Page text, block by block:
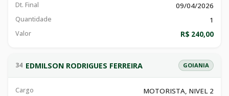
Dt. Final 09/04/2026
Quantidade 1
Valor R$ 240,00
34 EDMILSON RODRIGUES FERREIRA GOIANIA
Cargo MOTORISTA, NIVEL 2